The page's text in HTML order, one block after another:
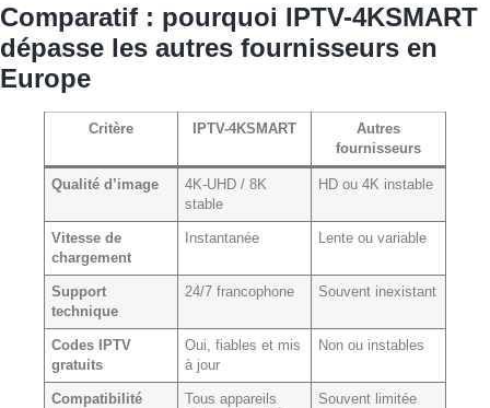
Comparatif : pourquoi IPTV-4KSMART
dépasse les autres fournisseurs en
Europe
Critère IPTV-4KSMART
Autres
fournisseurs
Qualité d’image
4K-UHD / 8K
stable
HD ou 4K instable
Vitesse de
chargement
Instantanée Lente ou variable
Support
technique
24/7 francophone Souvent inexistant
Codes IPTV
gratuits
Oui, fiables et mis
à jour
Non ou instables
Compatibilité
Tous appareils
Souvent limitée